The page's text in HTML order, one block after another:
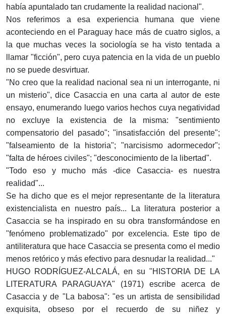
había apuntalado tan crudamente la realidad nacional".
Nos referimos a esa experiencia humana que viene
aconteciendo en el Paraguay hace más de cuatro siglos, a
la que muchas veces la sociología se ha visto tentada a
llamar "ficción", pero cuya patencia en la vida de un pueblo
no se puede desvirtuar.
"No creo que la realidad nacional sea ni un interrogante, ni
un misterio", dice Casaccia en una carta al autor de este
ensayo, enumerando luego varios hechos cuya negatividad
no excluye la existencia de la misma: "sentimiento
compensatorio del pasado"; "insatisfacción del presente";
"falseamiento de la historia"; "narcisismo adormecedor";
"falta de héroes civiles"; "desconocimiento de la libertad".
"Todo eso y mucho más -dice Casaccia- es nuestra
realidad"...
Se ha dicho que es el mejor representante de la literatura
existencialista en nuestro país... La literatura posterior a
Casaccia se ha inspirado en su obra transformándose en
"fenómeno problematizado" por excelencia. Este tipo de
antiliteratura que hace Casaccia se presenta como el medio
menos retórico y más efectivo para desnudar la realidad..."
HUGO RODRÍGUEZ-ALCALÁ, en su "HISTORIA DE LA
LITERATURA PARAGUAYA" (1971) escribe acerca de
Casaccia y de "La babosa": "es un artista de sensibilidad
exquisita, obseso por el recuerdo de su niñez y